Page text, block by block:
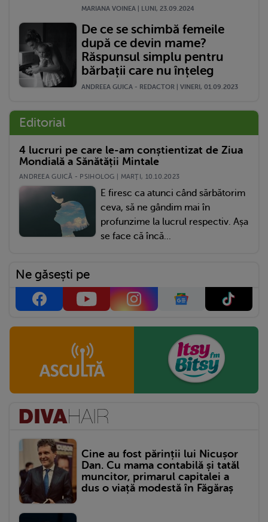
MARIANA VOINEA | LUNI, 23.09.2024
De ce se schimbă femeile
după ce devin mame?
Răspunsul simplu pentru
bărbații care nu înțeleg
ANDREEA GUICA - REDACTOR | VINERI, 01.09.2023
Editorial
4 lucruri pe care le-am conștientizat de Ziua
Mondială a Sănătății Mintale
ANDREEA GUICĂ - PSIHOLOG | MARŢI, 10.10.2023
E firesc ca atunci când sărbătorim
ceva, să ne gândim mai în
profunzime la lucrul respectiv. Așa
se face că încă...
Ne găsești pe
Cine au fost părinții lui Nicușor
Dan. Cu mama contabilă și tatăl
muncitor, primarul capitalei a
dus o viață modestă în Făgăraș